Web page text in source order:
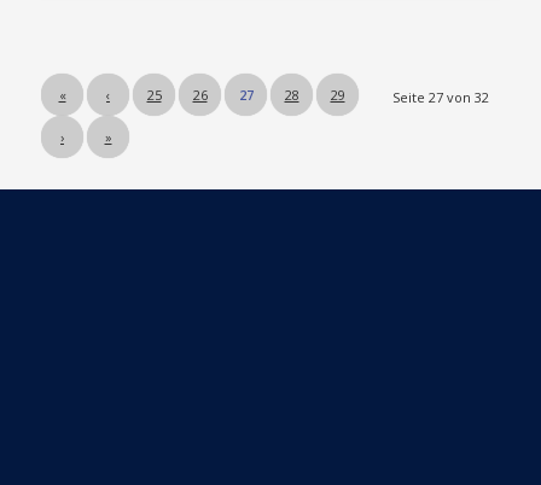
Seite 27 von 32
« ‹ 25 26 27 28 29
› »
© Copyright - HSG Schülp-Westerrönfeld-Rendsburg
Kontakt
Impressum